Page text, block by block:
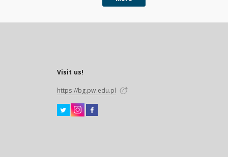
Visit us!
https://bg.pw.edu.pl